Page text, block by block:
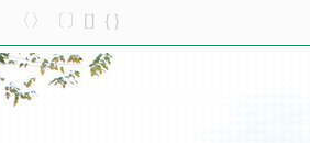
〈〉〔〕[]｛｝